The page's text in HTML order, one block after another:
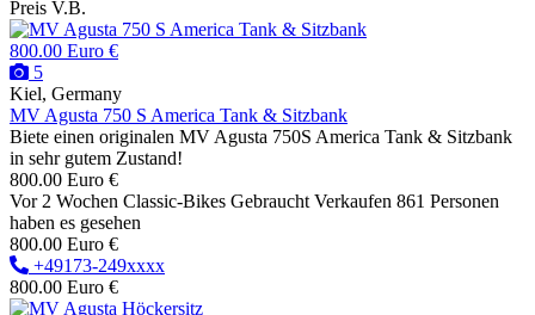
Preis V.B.
800.00 Euro €
5
Kiel, Germany
MV Agusta 750 S America Tank & Sitzbank
Biete einen originalen MV Agusta 750S America Tank & Sitzbank
in sehr gutem Zustand!
800.00 Euro €
Vor 2 Wochen Classic-Bikes Gebraucht Verkaufen 861 Personen
haben es gesehen
800.00 Euro €
+49173-249xxxx
800.00 Euro €